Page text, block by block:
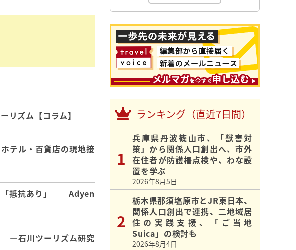
リズム【コラム】
テル・百貨店の現地接
「抵抗あり」 ―Adyen
―石川ツーリズム研究
ランキング（直近7日間）
兵庫県丹波篠山市、「獣害対
策」から関係人口創出へ、市外
在住者が防護柵点検や、わな設
置を学ぶ
2026年8月5日
栃木県那須塩原市とJR東日本、
関係人口創出で連携、二地域居
住の実践支援、「ご当地
Suica」の検討も
2026年8月4日